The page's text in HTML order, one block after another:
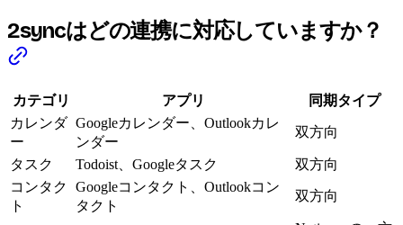
2syncはどの連携に対応していますか？
カテゴリ アプリ
同期タイプ
カレンダ
ー
Googleカレンダー、Outlookカレ
ンダー
双方向
タスク Todoist、Googleタスク
双方向
コンタク
ト
Googleコンタクト、Outlookコン
タクト
双方向